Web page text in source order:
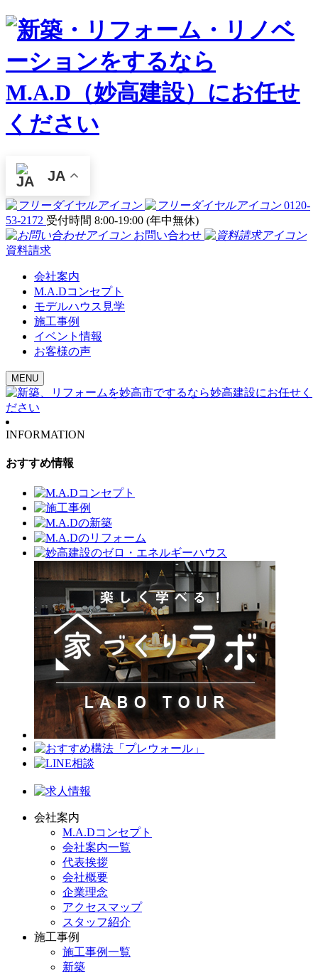
JA
0120-
53-2172 受付時間 8:00-19:00 (年中無休)
お問い合わせ
資料請求
会社案内
M.A.Dコンセプト
モデルハウス見学
施工事例
イベント情報
お客様の声
MENU
INFORMATION
おすすめ情報
会社案内
M.A.Dコンセプト
会社案内一覧
代表挨拶
会社概要
企業理念
アクセスマップ
スタッフ紹介
施工事例
施工事例一覧
新築